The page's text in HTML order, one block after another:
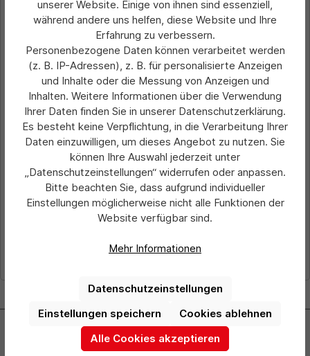
Durchschnittliche Bewertung von 0 von 5 Sternen
Elektroisolierhandschuhe
Preis pro 1 Paar:
Ab43,61 €*
Preise exkl. MwSt. zzgl. Versandkosten
Details
Newsletter
unserer Website. Einige von ihnen sind essenziell,
während andere uns helfen, diese Website und Ihre
Erfahrung zu verbessern.
Personenbezogene Daten können verarbeitet werden
(z. B. IP-Adressen), z. B. für personalisierte Anzeigen
und Inhalte oder die Messung von Anzeigen und
Inhalten. Weitere Informationen über die Verwendung
Ihrer Daten finden Sie in unserer Datenschutzerklärung.
Es besteht keine Verpflichtung, in die Verarbeitung Ihrer
Daten einzuwilligen, um dieses Angebot zu nutzen. Sie
können Ihre Auswahl jederzeit unter
„Datenschutzeinstellungen“ widerrufen oder anpassen.
Bitte beachten Sie, dass aufgrund individueller
Einstellungen möglicherweise nicht alle Funktionen der
Website verfügbar sind.
Mehr Informationen
Datenschutzeinstellungen
Cookies ablehnen
Einstellungen speichern
Alle Cookies akzeptieren